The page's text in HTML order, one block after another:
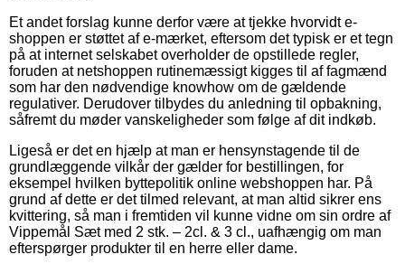
Et andet forslag kunne derfor være at tjekke hvorvidt e-
shoppen er støttet af e-mærket, eftersom det typisk er et tegn
på at internet selskabet overholder de opstillede regler,
foruden at netshoppen rutinemæssigt kigges til af fagmænd
som har den nødvendige knowhow om de gældende
regulativer. Derudover tilbydes du anledning til opbakning,
såfremt du møder vanskeligheder som følge af dit indkøb.
Ligeså er det en hjælp at man er hensynstagende til de
grundlæggende vilkår der gælder for bestillingen, for
eksempel hvilken byttepolitik online webshoppen har. På
grund af dette er det tilmed relevant, at man altid sikrer ens
kvittering, så man i fremtiden vil kunne vidne om sin ordre af
Vippemål Sæt med 2 stk. – 2cl. & 3 cl., uafhængig om man
efterspørger produkter til en herre eller dame.